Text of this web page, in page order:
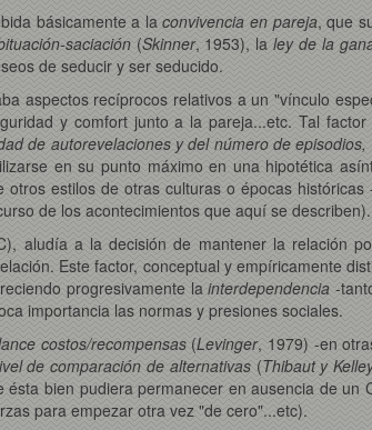
básicamente a laconvivencia en pareja, que
saciación(Skinner, 1953), laley de la
de seducir y ser seducido.
aspectos recíprocos relativos a un "vínculo
y comfort junto a la pareja...etc. Tal
de autorevelaciones y del número de
en su punto máximo en una hipotética
estilos de otras culturas o épocas
de los acontecimientos que aquí se describen).
aludía a la decisión de mantener la relación
Este factor, conceptual y empíricamente
progresivamente lainterdependencia -
importancia las normas y presiones sociales.
costos/recompensas(Levinger, 1979) -en
de comparación de alternativas(Thibaut y
bien pudiera permanecer en ausencia de
para empezar otra vez "de cero"...etc).